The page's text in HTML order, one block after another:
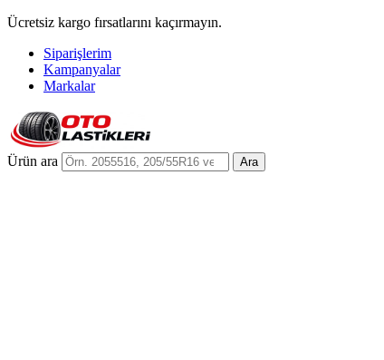
Ücretsiz kargo fırsatlarını kaçırmayın.
Siparişlerim
Kampanyalar
Markalar
Ürün ara Ara